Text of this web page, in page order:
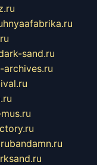
sand.ru
archives.ru
bandamn.ru